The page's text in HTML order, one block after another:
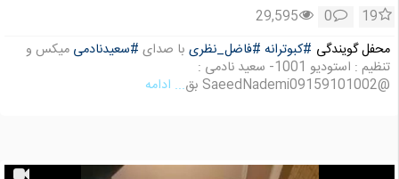
19
0
29,595
محفل گویندگی #کبوترانه #فاضل_نظری با صدای #سعیدنادمی میکس و
تنظیم : استودیو 1001- سعید نادمی :
@SaeedNademi09159101002 بق
... ادامه